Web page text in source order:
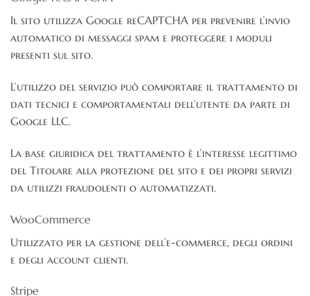
Il sito utilizza Google reCAPTCHA per prevenire l’invio
automatico di messaggi spam e proteggere i moduli
presenti sul sito.
L’utilizzo del servizio può comportare il trattamento di
dati tecnici e comportamentali dell’utente da parte di
Google LLC.
La base giuridica del trattamento è l’interesse legittimo
del Titolare alla protezione del sito e dei propri servizi
da utilizzi fraudolenti o automatizzati.
WooCommerce
Utilizzato per la gestione dell’e-commerce, degli ordini
e degli account clienti.
Stripe